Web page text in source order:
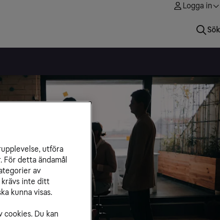
Logga in
Sök
utföra
detta ändamål
av
krävs inte ditt
kunna visas.
cookies. Du kan